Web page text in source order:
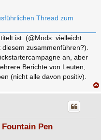
Thread zum
ist. (@Mods: vielleicht
zusammenführen?).
an, aber
Berichte von Leuten,
(nicht alle davon positiv).
Pen